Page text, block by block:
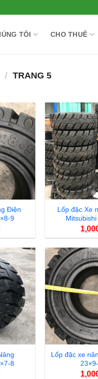
TÔI CHO THUÊ
/ TRANG 5
Điện
9
Lốp đặc Xe
8
Lốp đặc xe